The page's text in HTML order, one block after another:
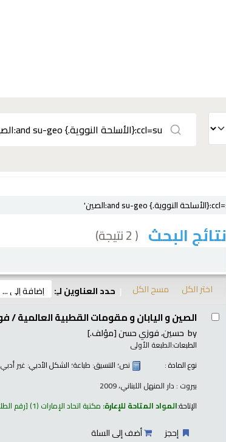
نتائج البحث ( 2 نتيجة)
اختر الكل مسح الكل حدد العناوين لـِ:
نتائج الصين و اليابان و مقومات القطبية العالمية /
by حسين، فوزي حسن[مؤلف.]
الطبعات:الطبعة الأولى
نوع المادة :
نص؛ التنسيق: طباعة؛ الشكل الأدبي: غير أدبي
بيروت : دار المنهل اللبناني، 2009
الإتاحة:المواد المتاحة للإعارة: مكتبة اتحاد الإمارات (1) رقم
إحجز أضف إلى السلة